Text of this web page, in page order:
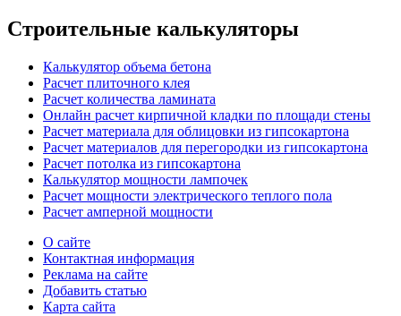
Строительные калькуляторы
Калькулятор объема бетона
Расчет плиточного клея
Расчет количества ламината
Онлайн расчет кирпичной кладки по площади стены
Расчет материала для облицовки из гипсокартона
Расчет материалов для перегородки из гипсокартона
Расчет потолка из гипсокартона
Калькулятор мощности лампочек
Расчет мощности электрического теплого пола
Расчет амперной мощности
О сайте
Контактная информация
Реклама на сайте
Добавить статью
Карта сайта